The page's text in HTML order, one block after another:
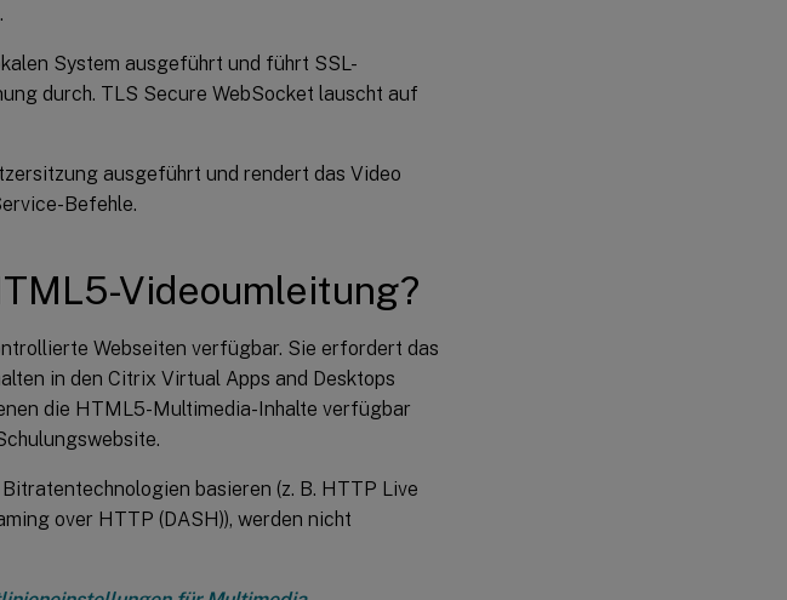
.
System ausgeführt und führt SSL-
durch. TLS Secure WebSocket lauscht auf
ausgeführt und rendert das Video
Befehle.
Videoumleitung?
Webseiten verfügbar. Sie erfordert das
in den Citrix Virtual Apps and Desktops
die HTML5-Multimedia-Inhalte verfügbar
basieren (z. B. HTTP Live
over HTTP (DASH)), werden nicht